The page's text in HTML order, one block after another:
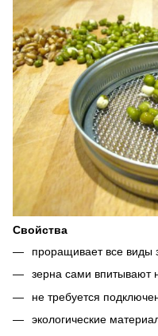
Свойства
проращивает все виды
зерна сами впитывают
не требуется
экологические